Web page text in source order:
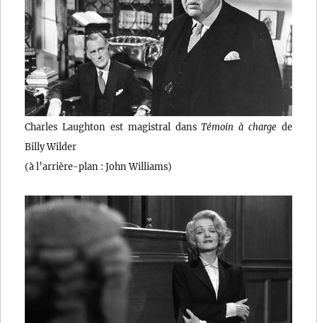
Charles Laughton est magistral dansTémoin à chargede
Billy Wilder
(à l’arrière-plan : John Williams)